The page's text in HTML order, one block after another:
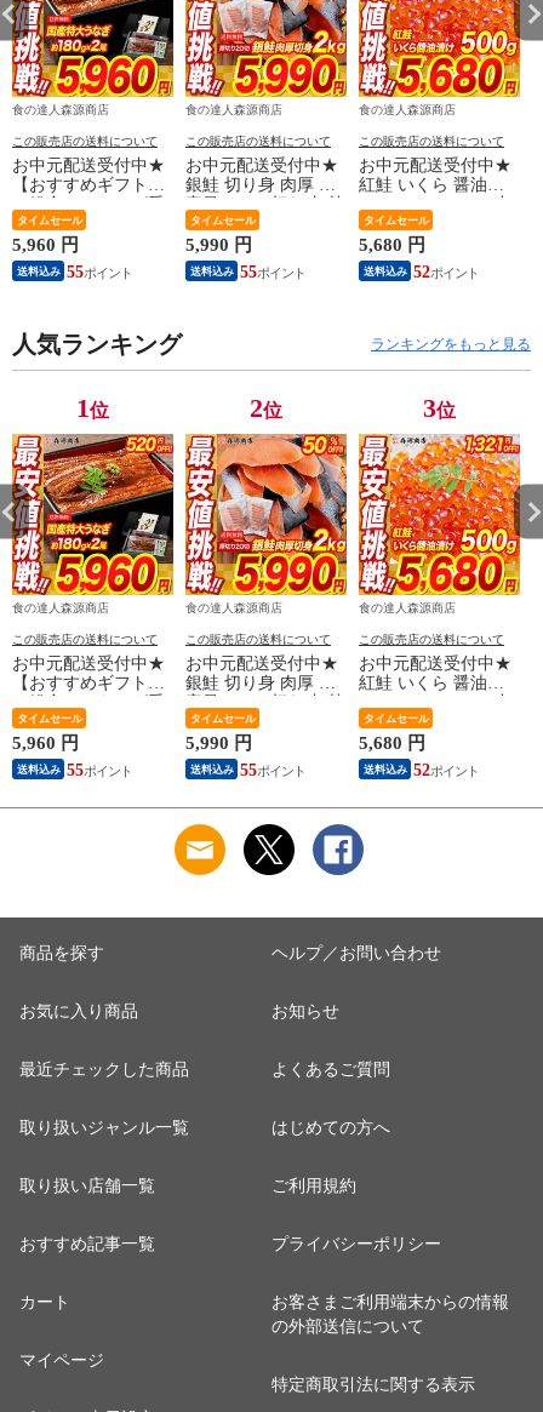
食の達人森源商店
この販売店の送料について
お中元配送受付中★
【おすすめギフト】
＼総合ランキング受
賞の鰻／ うなぎ 鰻
国産 無投薬うなぎ
180g前後×2本 送料無
料 山椒鰻たれ付お取
値挑戦！6480円
→5960円セール】
タイムセール
5,960 円
送料込み 55
食の達人森源商店
この販売店の送料について
お中元配送受付中★
銀鮭 切り身 肉厚 大
容量 2kg 20切れ 加熱
用 さけ 鮭 焼き鮭 チ
リ産 朝食 おかず お
取り寄せグルメ 食品
【最安値挑戦！11980
タイムセール
5,990 円
送料込み 55
食の達人森源商店
この販売店の送料について
お中元配送受付中★
紅鮭 いくら 醤油漬
け 500g(250g×2P) 小
粒 送料無料 お取り
寄せグルメ 食品 海
鮮 【最安値に挑戦！
7000円→5680円セー
タイムセール
5,680 円
送料込み 52
人気ランキング ランキングをもっと見る
1位
食の達人森源商店
この販売店の送料について
お中元配送受付中★
【おすすめギフト】
＼総合ランキング受
賞の鰻／ うなぎ 鰻
国産 無投薬うなぎ
180g前後×2本 送料無
料 山椒鰻たれ付お取
タイムセール
5,960 円
送料込み 55
2位
食の達人森源商店
この販売店の送料について
お中元配送受付中★
銀鮭 切り身 肉厚 大
容量 2kg 20切れ 加熱
用 さけ 鮭 焼き鮭 チ
リ産 朝食 おかず お
取り寄せグルメ 食品
【最安値挑戦！11980
タイムセール
5,990 円
送料込み 55
3位
食の達人森源商店
この販売店の送料について
お中元配送受付中★
紅鮭 いくら 醤油漬
け 500g(250g×2P) 小
粒 送料無料 お取り
寄せグルメ 食品 海
鮮 【最安値に挑戦！
7000円→5680円セー
タイムセール
5,680 円
送料込み 52
商品を探す
お気に入り商品
最近チェックした商品
取り扱いジャンル一覧
取り扱い店舗一覧
おすすめ記事一覧
カート
マイページ
ヘルプ／お問い合わせ
お知らせ
よくあるご質問
はじめての方へ
ご利用規約
プライバシーポリシー
お客さまご利用端末からの情報
の外部送信について
特定商取引法に関する表示